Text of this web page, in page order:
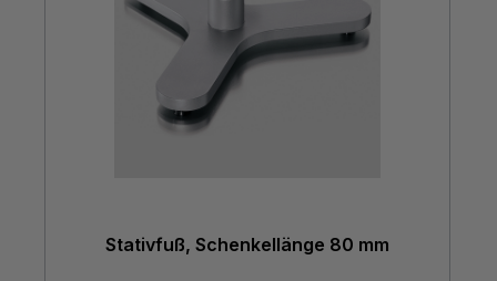
Stativfuß, Schenkellänge 80 mm